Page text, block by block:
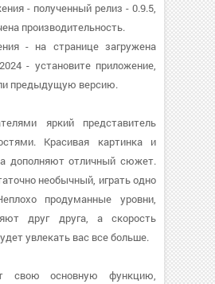
- полученный релиз - 0.9.5,
производительность.
- на странице загружена
- установите приложение,
предыдущую версию.
яркий представитель
Красивая картинка и
дополняют отличный сюжет.
необычный, играть одно
продуманные уровни,
друг друга, а скорость
увлекать вас все больше.
свою основную функцию,